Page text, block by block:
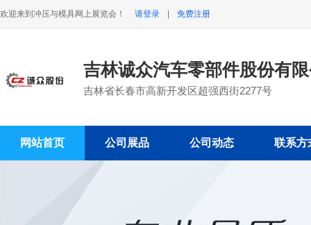
欢迎来到冲压与模具网上展览会！ 请登录 免费注册
吉林诚众汽车零部件股份有
吉林省长春市高新开发区超强西街2277号
网站首页 公司展品 公司动态 联系方